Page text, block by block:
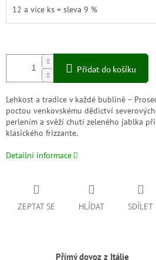
12 a více ks = sleva 9 %
Přidat do košíku
Lehkost a tradice v každé bublině –
poctou venkovskému dědictví
perlením a svěží chutí zeleného jablka
klasického frizzante.
Detailní informace
ZEPTAT SE HLÍDAT SDÍLET
Přímý dovoz z Itálie